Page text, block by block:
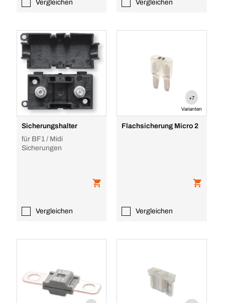
Vergleichen Vergleichen
Sicherungshalter
für BF1 / Midi
Sicherungen
Vergleichen
+7
Varianten
Flachsicherung Micro 2
Vergleichen